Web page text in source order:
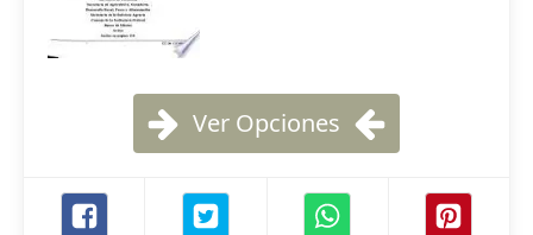
Ver Opciones